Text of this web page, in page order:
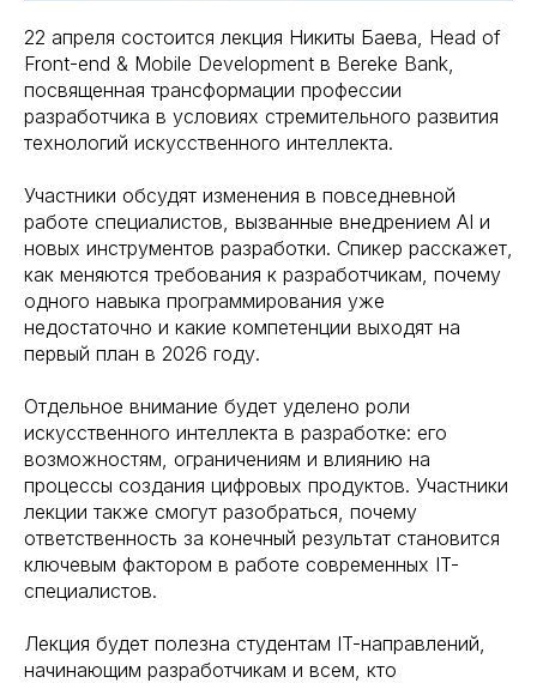
22 апреля состоится лекция Никиты Баева, Head of
Front-end & Mobile Development в Bereke Bank,
посвященная трансформации профессии
разработчика в условиях стремительного развития
технологий искусственного интеллекта.
Участники обсудят изменения в повседневной
работе специалистов, вызванные внедрением AI и
новых инструментов разработки. Спикер расскажет,
как меняются требования к разработчикам, почему
одного навыка программирования уже
недостаточно и какие компетенции выходят на
первый план в 2026 году.
Отдельное внимание будет уделено роли
искусственного интеллекта в разработке: его
возможностям, ограничениям и влиянию на
процессы создания цифровых продуктов. Участники
лекции также смогут разобраться, почему
ответственность за конечный результат становится
ключевым фактором в работе современных IT-
специалистов.
Лекция будет полезна студентам IT-направлений,
начинающим разработчикам и всем, кто